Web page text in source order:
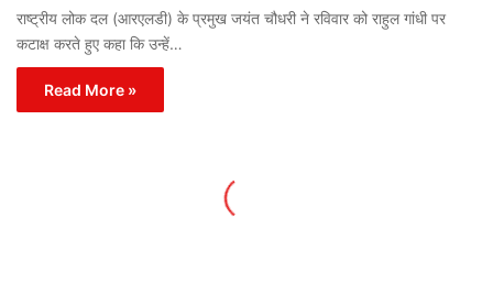
राष्ट्रीय लोक दल (आरएलडी) के प्रमुख जयंत चौधरी ने रविवार को राहुल गांधी पर
कटाक्ष करते हुए कहा कि उन्हें…
Read More »